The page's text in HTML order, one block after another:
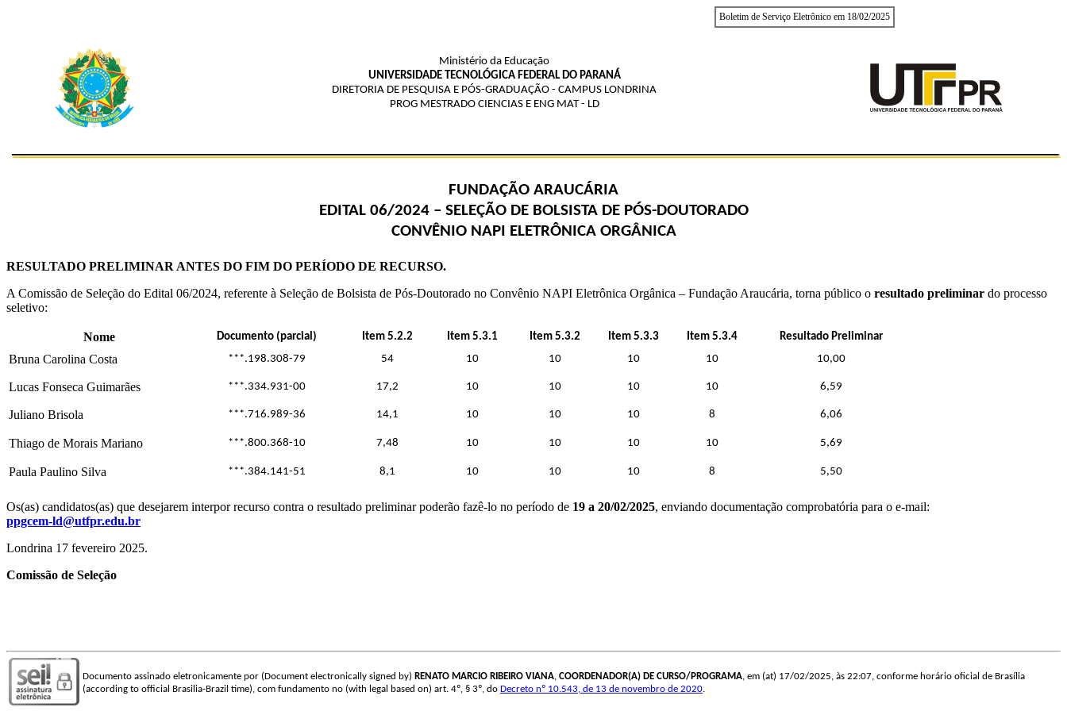
Boletim de Serviço Eletrônico em 18/02/2025
Ministério da Educação
UNIVERSIDADE TECNOLÓGICA FEDERAL DO PARANÁ
DIRETORIA DE PESQUISA E PÓS-GRADUAÇÃO - CAMPUS LONDRINA
PROG MESTRADO CIENCIAS E ENG MAT - LD
FUNDAÇÃO ARAUCÁRIA
EDITAL 06/2024 – SELEÇÃO DE BOLSISTA DE PÓS-DOUTORADO
CONVÊNIO NAPI ELETRÔNICA ORGÂNICA
RESULTADO PRELIMINAR ANTES DO FIM DO PERÍODO DE RECURSO.
A Comissão de Seleção do Edital 06/2024, referente à Seleção de Bolsista de Pós-Doutorado no Convênio NAPI Eletrônica Orgânica – Fundação Araucária, torna público o resultado preliminar do processo
seletivo:
Nome Documento (parcial) Item 5.2.2 Item 5.3.1 Item 5.3.2 Item 5.3.3 Item 5.3.4 Resultado Preliminar
Bruna Carolina Costa ***.198.308-79 54 10 10 10 10 10,00
Lucas Fonseca Guimarães ***.334.931-00 17,2 10 10 10 10 6,59
Juliano Brisola ***.716.989-36 14,1 10 10 10 8 6,06
Thiago de Morais Mariano ***.800.368-10 7,48 10 10 10 10 5,69
Paula Paulino Silva ***.384.141-51 8,1 10 10 10 8 5,50
Os(as) candidatos(as) que desejarem interpor recurso contra o resultado preliminar poderão fazê-lo no período de 19 a 20/02/2025, enviando documentação comprobatória para o e-mail:
ppgcem-ld@utfpr.edu.br
Londrina 17 fevereiro 2025.
Comissão de Seleção
Documento assinado eletronicamente por (Document electronically signed by) RENATO MARCIO RIBEIRO VIANA, COORDENADOR(A) DE CURSO/PROGRAMA, em (at) 17/02/2025, às 22:07, conforme horário oficial de Brasília
(according to official Brasilia-Brazil time), com fundamento no (with legal based on) art. 4º, § 3º, do Decreto nº 10.543, de 13 de novembro de 2020.